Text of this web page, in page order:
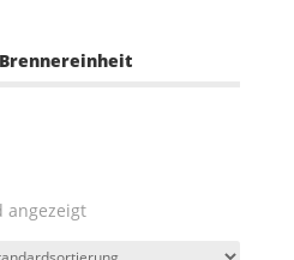
angezeigt